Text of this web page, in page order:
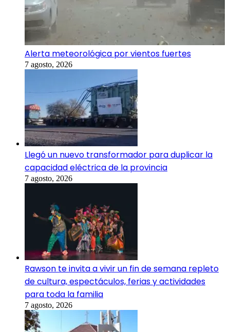
Alerta meteorológica por vientos fuertes
7 agosto, 2026
Llegó un nuevo transformador para duplicar la
capacidad eléctrica de la provincia
7 agosto, 2026
Rawson te invita a vivir un fin de semana repleto
de cultura, espectáculos, ferias y actividades
para toda la familia
7 agosto, 2026